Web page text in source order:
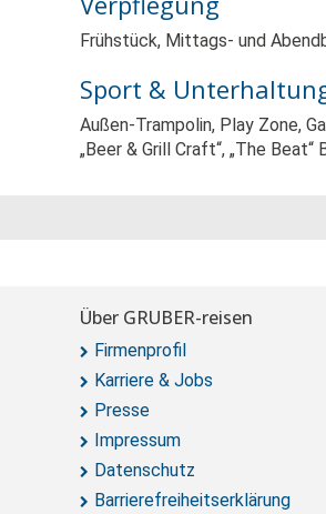
Frühstück, Mittags- und
Sport &
Außen-Trampolin, Play Zone,
„Beer & Grill Craft“, „The Beat“
Über GRUBER-reisen
Firmenprofil
Karriere & Jobs
Presse
Impressum
Datenschutz
Barrierefreiheitserklärung